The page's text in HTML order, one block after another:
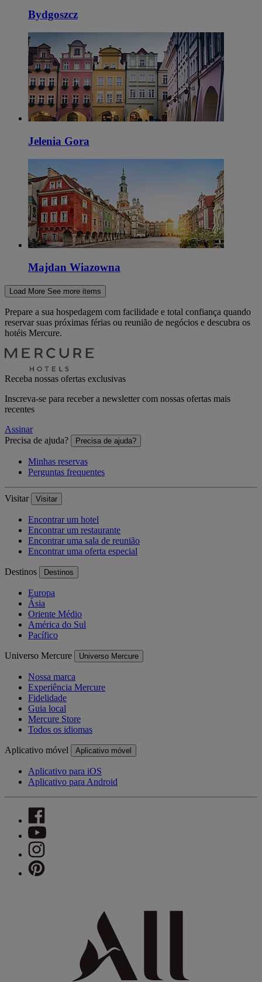
Bydgoszcz
Jelenia Gora
Majdan Wiazowna
Load More See more items
Prepare a sua hospedagem com facilidade e total confiança quando
reservar suas próximas férias ou reunião de negócios e descubra os
hotéis Mercure.
Receba nossas ofertas exclusivas
Inscreva-se para receber a newsletter com nossas ofertas mais
recentes
Assinar
Precisa de ajuda?
Precisa de ajuda?
Minhas reservas
Perguntas frequentes
Visitar Visitar
Encontrar um hotel
Encontrar um restaurante
Encontrar uma sala de reunião
Encontrar uma oferta especial
Destinos Destinos
Europa
Ásia
Oriente Médio
América do Sul
Pacífico
Universo Mercure Universo Mercure
Nossa marca
Experiência Mercure
Fidelidade
Guia local
Mercure Store
Todos os idiomas
Aplicativo móvel Aplicativo móvel
Aplicativo para iOS
Aplicativo para Android